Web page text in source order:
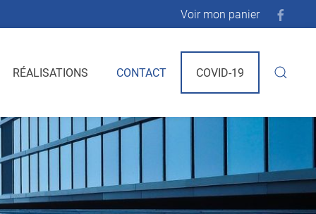
Voir mon panier
RÉALISATIONS CONTACT COVID-19